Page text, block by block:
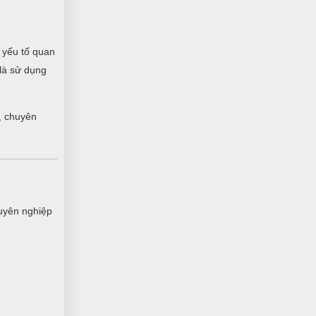
tố quan
sử dụng
chuyên
nghiệp